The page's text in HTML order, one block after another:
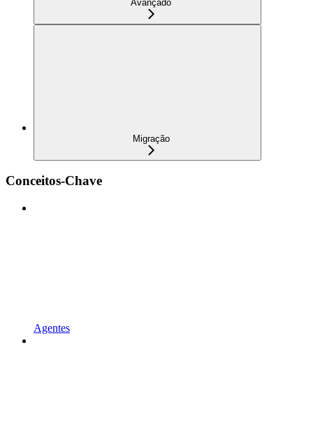
Avançado
Migração
Conceitos-Chave
Agentes